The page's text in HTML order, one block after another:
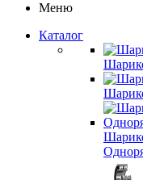
Меню
Каталог